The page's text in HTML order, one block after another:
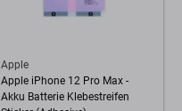
Apple
Apple iPhone 12 Pro Max -
Akku Batterie Klebestreifen